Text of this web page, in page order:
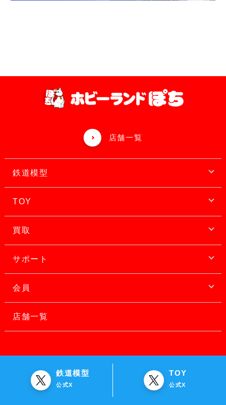
店舗一覧
鉄道模型
TOY
買取
サポート
会員
店舗一覧
鉄道模型
公式X
TOY
公式X